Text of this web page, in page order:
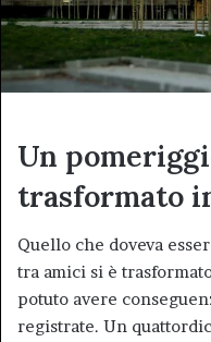
Un
trasformato
Quello che doveva
tra amici si è
potuto avere
registrate. Un